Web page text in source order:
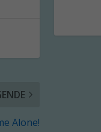
Alone!